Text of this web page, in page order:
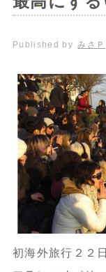
Published by みさＰ
初海外旅行２２